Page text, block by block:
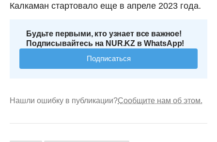
Калкаман стартовало еще в апреле 2023 года.
Будьте первыми, кто узнает все важное!
Подписывайтесь на NUR.KZ в WhatsApp!
Подписаться
Нашли ошибку в публикации?Сообщите нам об этом.